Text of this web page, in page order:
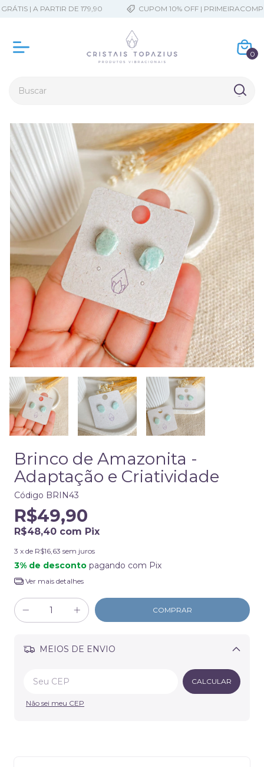
| A PARTIR DE 179,90 CUPOM 10% OFF | PRIMEIRACOMPRA
0
Brinco de Amazonita -
Adaptação e Criatividade
Código BRIN43
R$49,90
R$48,40 com Pix
3 x de R$16,63 sem juros
3% de desconto pagando com Pix
Ver mais detalhes
MEIOS DE ENVIO
Alterar CEP
CALCULAR
Não sei meu CEP